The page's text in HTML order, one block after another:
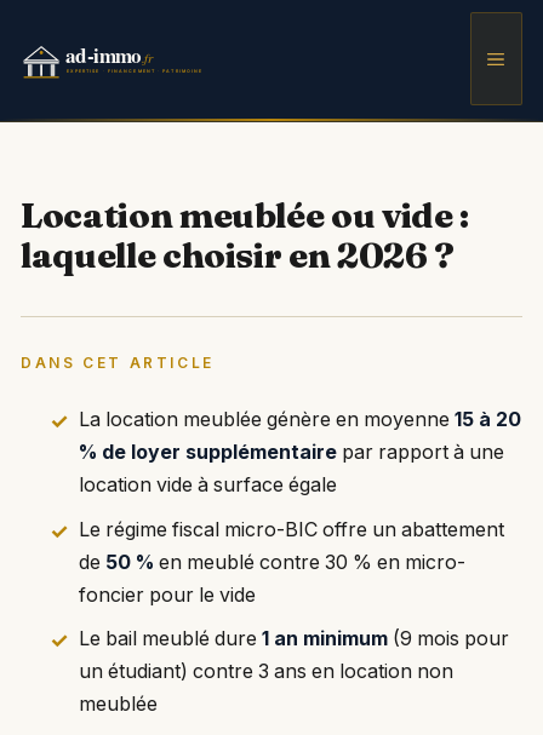
contenu
Location meublée ou vide :
laquelle choisir en 2026 ?
DANS CET ARTICLE
La location meublée génère en moyenne 15 à 20
% de loyer supplémentairepar rapport à une
location vide à surface égale
Le régime fiscal micro-BIC offre un abattement
de 50 % en meublé contre 30 % en micro-
foncier pour le vide
Le bail meublé dure 1 an minimum(9 mois pour
un étudiant) contre 3 ans en location non
meublée